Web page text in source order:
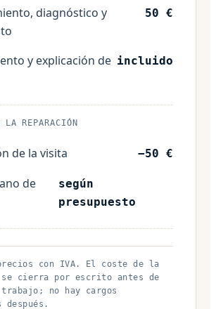
diagnóstico y
50 €
y explicación de incluido
REPARACIÓN
de la visita −50 €
de
según
presupuesto
con IVA. El coste de la
se cierra por escrito antes de
no hay cargos
después.